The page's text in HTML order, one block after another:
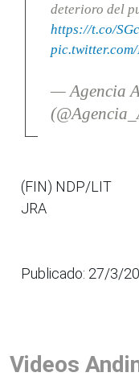
deterioro del
https://t.co/
— Agencia
(FIN) NDP/LIT
JRA
Publicado: 27/3/
Videos